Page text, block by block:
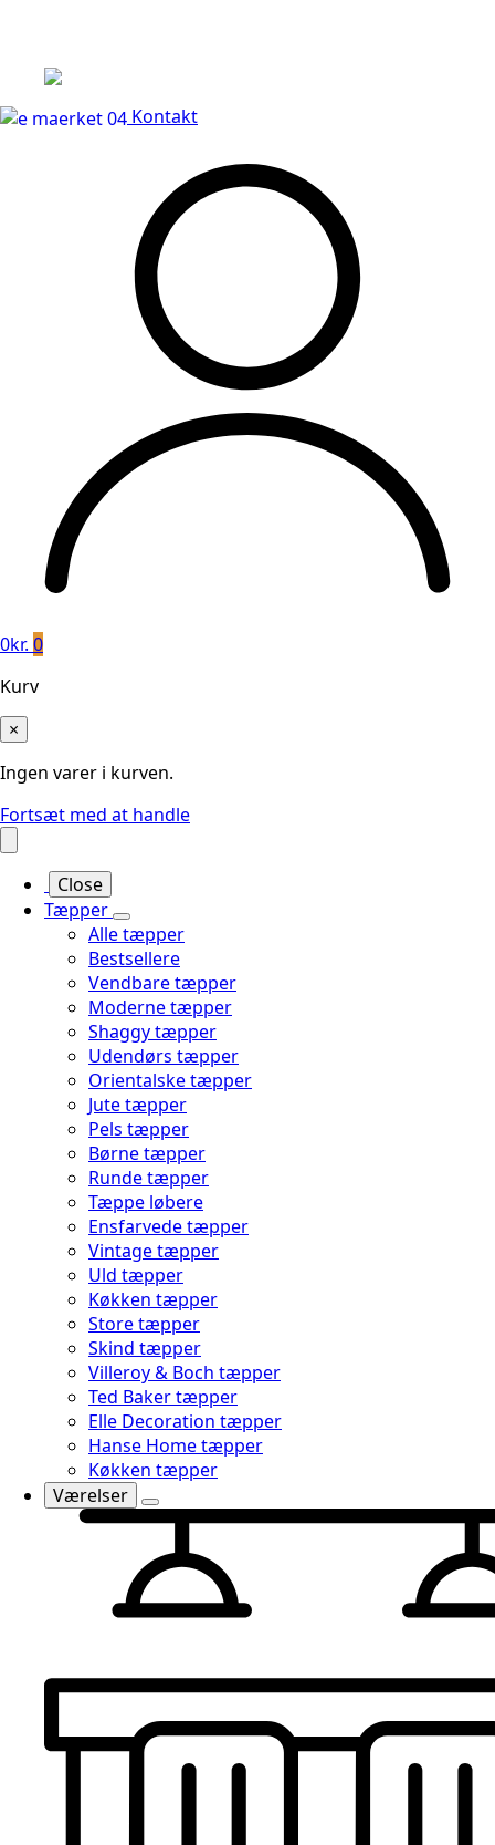
Kontakt
0kr. 0
Kurv
×
Ingen varer i kurven.
Fortsæt med at handle
Close
Tæpper
Alle tæpper
Bestsellere
Vendbare tæpper
Moderne tæpper
Shaggy tæpper
Udendørs tæpper
Orientalske tæpper
Jute tæpper
Pels tæpper
Børne tæpper
Runde tæpper
Tæppe løbere
Ensfarvede tæpper
Vintage tæpper
Uld tæpper
Køkken tæpper
Store tæpper
Skind tæpper
Villeroy & Boch tæpper
Ted Baker tæpper
Elle Decoration tæpper
Hanse Home tæpper
Køkken tæpper
Værelser